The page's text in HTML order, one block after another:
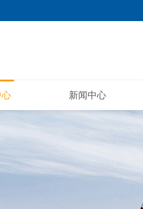
心 新闻中心